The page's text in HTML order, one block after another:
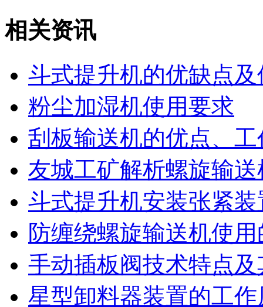
相关资讯
斗式提升机的优缺点
粉尘加湿机使用要求
刮板输送机的优点、
友城工矿解析螺旋输
斗式提升机安装张紧
防缠绕螺旋输送机使
手动插板阀技术特点
星型卸料器装置的工